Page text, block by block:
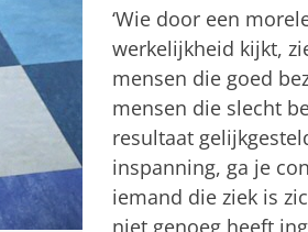
‘Wie door een
werkelijkheid kijkt,
mensen die goed
mensen die slecht
resultaat
inspanning, ga je
iemand die ziek is
niet genoeg heeft